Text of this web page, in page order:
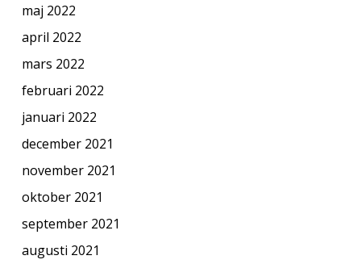
maj 2022
april 2022
mars 2022
februari 2022
januari 2022
december 2021
november 2021
oktober 2021
september 2021
augusti 2021